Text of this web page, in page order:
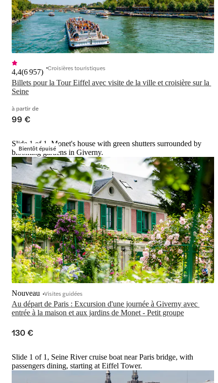
Billets pour la Tour Eiffel avec visite de la ville et croisière sur la
Seine
4,4(6 957) Croisières touristiques
à partir de
99 €
Bientôt épuisé
Slide 1 of 1, Monet's house with green shutters surrounded by
blooming gardens in Giverny.
Au départ de Paris : Excursion d'une journée à Giverny avec
entrée à la maison et aux jardins de Monet - Petit groupe
Nouveau Visites guidées
130 €
Slide 1 of 1, Seine River cruise boat near Paris bridge, with
passengers dining, starting at Eiffel Tower.